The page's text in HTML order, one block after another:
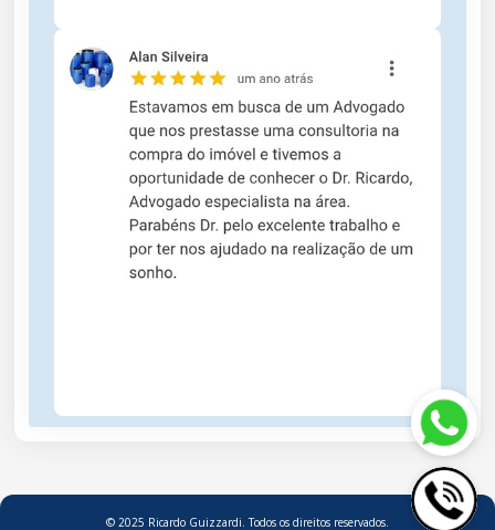
© 2025 Ricardo Guizzardi. Todos os direitos reservados.